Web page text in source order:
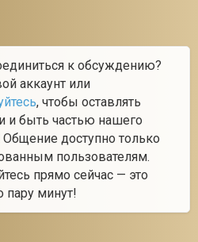
к обсуждению?
аккаунт или
, чтобы оставлять
и быть частью нашего
доступно только
пользователям.
прямо сейчас — это
пару минут!